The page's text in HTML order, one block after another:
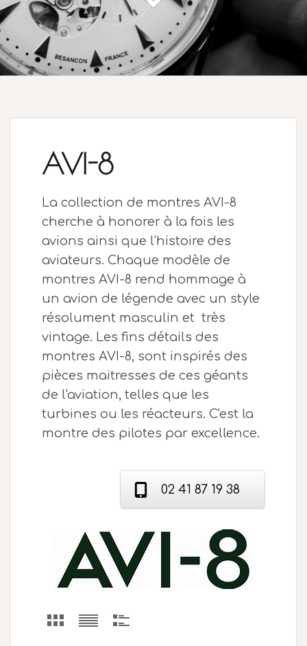
AVI-8
La collection de montres AVI-8
cherche à honorer à la fois les
avions ainsi que l’histoire des
aviateurs. Chaque modèle de
montres AVI-8 rend hommage à
un avion de légende avec un style
résolument masculin et très
vintage. Les fins détails des
montres AVI-8, sont inspirés des
pièces maitresses de ces géants
de l'aviation, telles que les
turbines ou les réacteurs. C'est la
montre des pilotes par excellence.
02 41 87 19 38